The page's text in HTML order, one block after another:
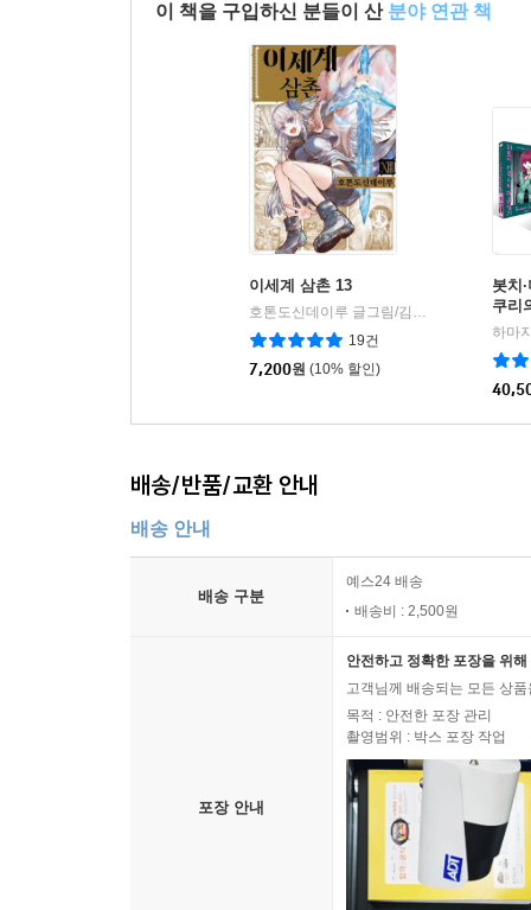
이 책을 구입하신 분들이 산 분야 연관 책
이세계 삼촌 13
호톤도신데이루 글그림/김민준 역
데이즈엔
19건
7,200원 (10% 할인)
봇치
쿠리
트
배송/반품/교환 안내
배송 안내
배송 구분
예스24 배송
배송비 : 2,500원
포장 안내
안전하고 정확한 포장을 위
고객님께 배송되는 모든 상
목적 : 안전한 포장 관리
촬영범위 : 박스 포장 작업